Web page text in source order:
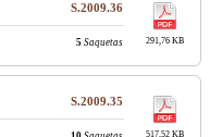
S.2009.36
291,76 KB
5 Saquetas
S.2009.35
517,52 KB